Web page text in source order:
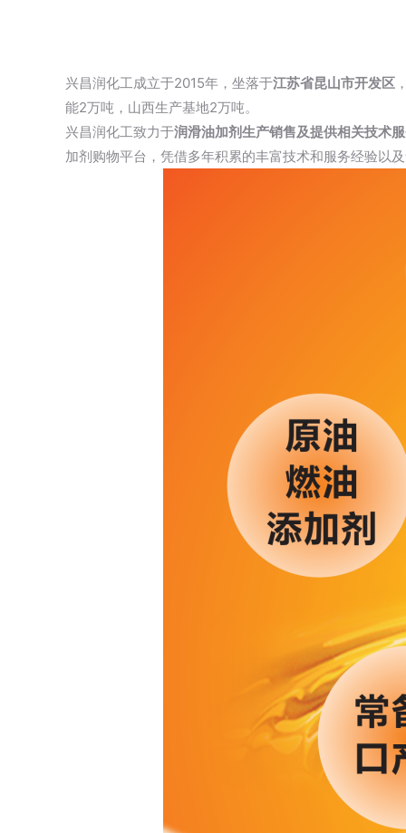
兴昌润化工成立于2015年，坐落于江苏省昆山市开发区
能2万吨，山西生产基地2万吨。
兴昌润化工致力于润滑油加剂生产销售及提供相关技术
加剂购物平台，凭借多年积累的丰富技术和服务经验以